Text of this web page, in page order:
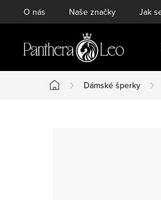
na
O nás Naše značky Jak
Domů
Dámské šperky